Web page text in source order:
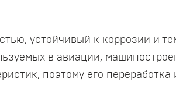
устойчивый к коррозии и
в авиации,
поэтому его